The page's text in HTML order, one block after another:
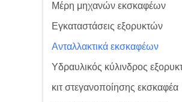
Μέρη μηχανών εκσκαφέων
Εγκαταστάσεις εξορυκτών
Ανταλλακτικά εκσκαφέων
Υδραυλικός κύλινδρος
κιτ στεγανοποίησης εκσκαφέα